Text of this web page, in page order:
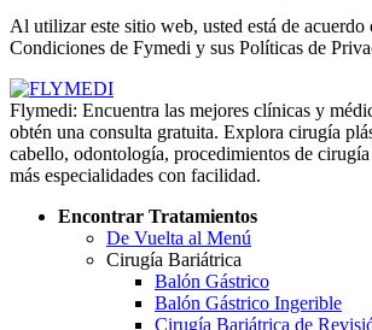
Al utilizar este sitio web, usted está de
Condiciones de Fymedi y sus Políticas de
Flymedi: Encuentra las mejores clínicas y
obtén una consulta gratuita. Explora cirugía
cabello, odontología, procedimientos de
más especialidades con facilidad.
Encontrar Tratamientos
De Vuelta al Menú
Cirugía Bariátrica
Balón Gástrico
Balón Gástrico Ingerible
Cirugía Bariátrica de